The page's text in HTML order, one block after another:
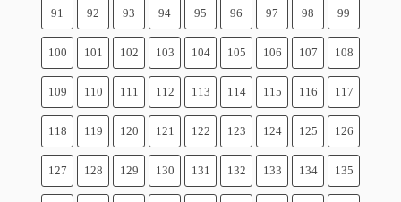
91 92 93 94 95 96 97 98 99
100 101 102 103 104 105 106 107 108
109 110 111 112 113 114 115 116 117
118 119 120 121 122 123 124 125 126
127 128 129 130 131 132 133 134 135